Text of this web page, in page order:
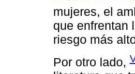
mujeres, el
que enfrentan
riesgo más
Por otro lado,